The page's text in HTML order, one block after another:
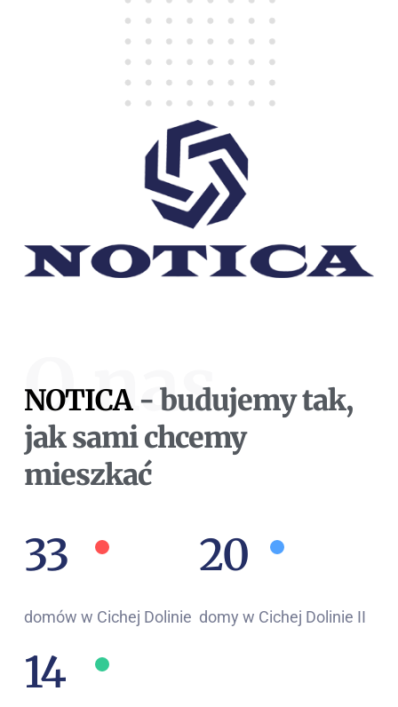
O nas
NOTICA- budujemy tak,
jak sami chcemy
mieszkać
36
domów w Cichej Dolinie
22
domy w Cichej Dolinie II
16